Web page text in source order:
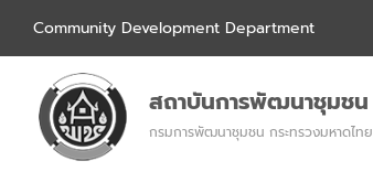
Community Development Department
สถาบันการพัฒนาชุมชน
กรมการพัฒนาชุมชน กระทรวงมหาดไทย